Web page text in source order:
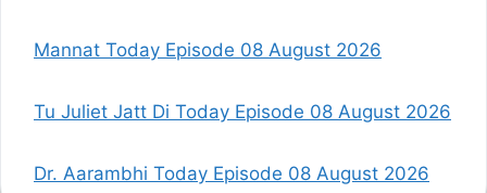
Mannat Today Episode 08 August 2026
Tu Juliet Jatt Di Today Episode 08 August 2026
Dr. Aarambhi Today Episode 08 August 2026